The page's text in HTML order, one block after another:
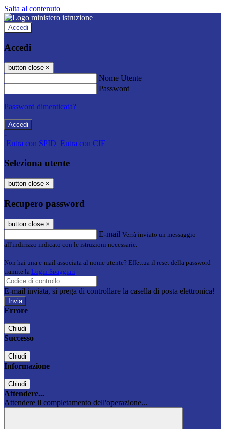
Salta al contenuto
Accedi
Accedi
button close ×
Nome Utente
Password
Password dimenticata?
-
Entra con SPID Entra con CIE
Seleziona utente
button close ×
Recupero password
button close ×
E-mail Verrà inviato un messaggio
all'indirizzo indicato con le istruzioni necessarie.
Non hai una e-mail associata al nome utente? Effettua il reset della password
tramite la Login Spaggiari
E-mail inviata, si prega di controllare la casella di posta elettronica!
Errore
Chiudi
Successo
Chiudi
Informazione
Chiudi
Attendere...
Attendere il completamento dell'operazione...